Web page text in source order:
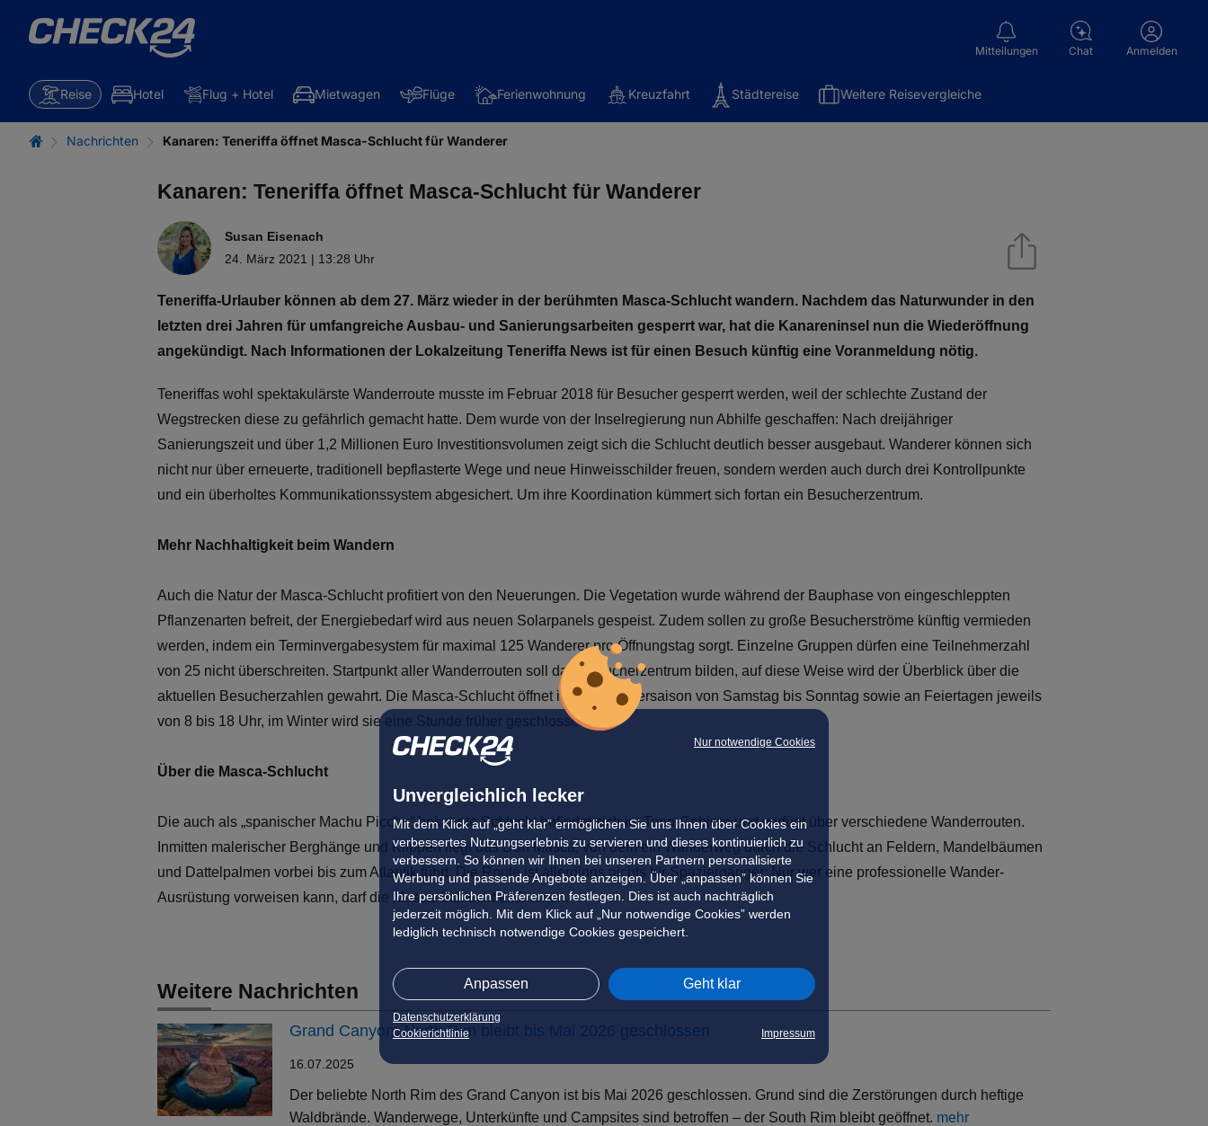
Nur notwendige Cookies
Unvergleichlich lecker
Mit dem Klick auf „geht klar” ermöglichen Sie uns Ihnen über Cookies ein
verbessertes Nutzungserlebnis zu servieren und dieses kontinuierlich zu
verbessern. So können wir Ihnen bei unseren Partnern personalisierte
Werbung und passende Angebote anzeigen. Über „anpassen” können Sie
Ihre persönlichen Präferenzen festlegen. Dies ist auch nachträglich
jederzeit möglich. Mit dem Klick auf „Nur notwendige Cookies” werden
lediglich technisch notwendige Cookies gespeichert.
Anpassen Geht klar
Datenschutzerklärung
Cookierichtlinie
Impressum
Mitteilungen Chat Anmelden
Reise Hotel Flug + Hotel Mietwagen Flüge Ferienwohnung Kreuzfahrt Städtereise Weitere Reisevergleiche
Nachrichten Kanaren: Teneriffa öffnet Masca-Schlucht für Wanderer
Kanaren: Teneriffa öffnet Masca-Schlucht für Wanderer
Susan Eisenach
24. März 2021 | 13:28 Uhr
Teneriffa-Urlauber können ab dem 27. März wieder in der berühmten Masca-Schlucht wandern. Nachdem das Naturwunder in den
letzten drei Jahren für umfangreiche Ausbau- und Sanierungsarbeiten gesperrt war, hat die Kanareninsel nun die Wiederöffnung
angekündigt. Nach Informationen der Lokalzeitung Teneriffa News ist für einen Besuch künftig eine Voranmeldung nötig.
Teneriffas wohl spektakulärste Wanderroute musste im Februar 2018 für Besucher gesperrt werden, weil der schlechte Zustand der
Wegstrecken diese zu gefährlich gemacht hatte. Dem wurde von der Inselregierung nun Abhilfe geschaffen: Nach dreijähriger
Sanierungszeit und über 1,2 Millionen Euro Investitionsvolumen zeigt sich die Schlucht deutlich besser ausgebaut. Wanderer können sich
nicht nur über erneuerte, traditionell bepflasterte Wege und neue Hinweisschilder freuen, sondern werden auch durch drei Kontrollpunkte
und ein überholtes Kommunikationssystem abgesichert. Um ihre Koordination kümmert sich fortan ein Besucherzentrum.
Mehr Nachhaltigkeit beim Wandern
Auch die Natur der Masca-Schlucht profitiert von den Neuerungen. Die Vegetation wurde während der Bauphase von eingeschleppten
Pflanzenarten befreit, der Energiebedarf wird aus neuen Solarpanels gespeist. Zudem sollen zu große Besucherströme künftig vermieden
werden, indem ein Terminvergabesystem für maximal 125 Wanderer pro Öffnungstag sorgt. Einzelne Gruppen dürfen eine Teilnehmerzahl
von 25 nicht überschreiten. Startpunkt aller Wanderrouten soll das Besucherzentrum bilden, auf diese Weise wird der Überblick über die
aktuellen Besucherzahlen gewahrt. Die Masca-Schlucht öffnet in der Sommersaison von Samstag bis Sonntag sowie an Feiertagen jeweils
von 8 bis 18 Uhr, im Winter wird sie eine Stunde früher geschlossen.
Über die Masca-Schlucht
Die auch als „spanischer Machu Picchu“ bekannte Schlucht befindet sich im Teno-Gebirge und verfügt über verschiedene Wanderrouten.
Inmitten malerischer Berghänge und Klippen liegt das Dorf Masca, von dem ein Wanderweg durch die Schlucht an Feldern, Mandelbäumen
und Dattelpalmen vorbei bis zum Atlantik führt. Die Route ist allerdings nichts für Spaziergänger: Nur wer eine professionelle Wander-
Ausrüstung vorweisen kann, darf die Masca-Schlucht erklimmen.
Weitere Nachrichten
Grand Canyon: North Rim bleibt bis Mai 2026 geschlossen
16.07.2025
Der beliebte North Rim des Grand Canyon ist bis Mai 2026 geschlossen. Grund sind die Zerstörungen durch heftige
Waldbrände. Wanderwege, Unterkünfte und Campsites sind betroffen – der South Rim bleibt geöffnet. mehr